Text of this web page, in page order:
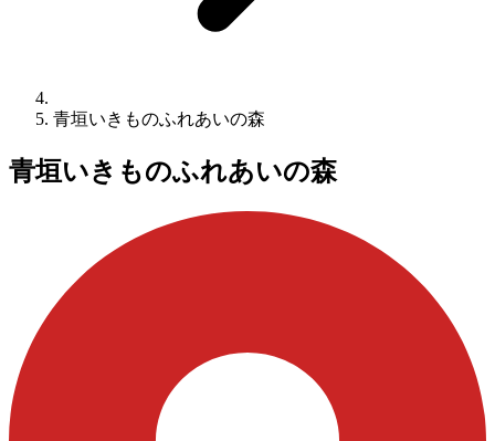
青垣いきものふれあいの森
青垣いきものふれあいの森